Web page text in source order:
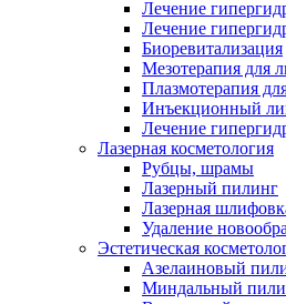
Лечение
Лечение
Биоревитализация
Мезотерапия для
Плазмотерапия
Инъекционный
Лечение
Лазерная косметология
Рубцы, шрамы
Лазерный пилинг
Лазерная
Удаление
Эстетическая
Азелаиновый
Миндальный